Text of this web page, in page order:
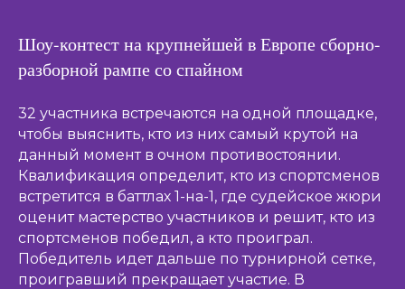
Шоу-контест на крупнейшей в Европе сборно-
разборной рампе со спайном
32 участника встречаются на одной площадке,
чтобы выяснить, кто из них самый крутой на
данный момент в очном противостоянии.
Квалификация определит, кто из спортсменов
встретится в баттлах 1-на-1, где судейское жюри
оценит мастерство участников и решит, кто из
спортсменов победил, а кто проиграл.
Победитель идет дальше по турнирной сетке,
проигравший прекращает участие. В